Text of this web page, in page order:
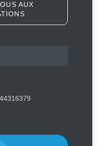
plaintes contre Sunrise
: Alix Didier Fils-Aimé
en s’inscrivant
AUX